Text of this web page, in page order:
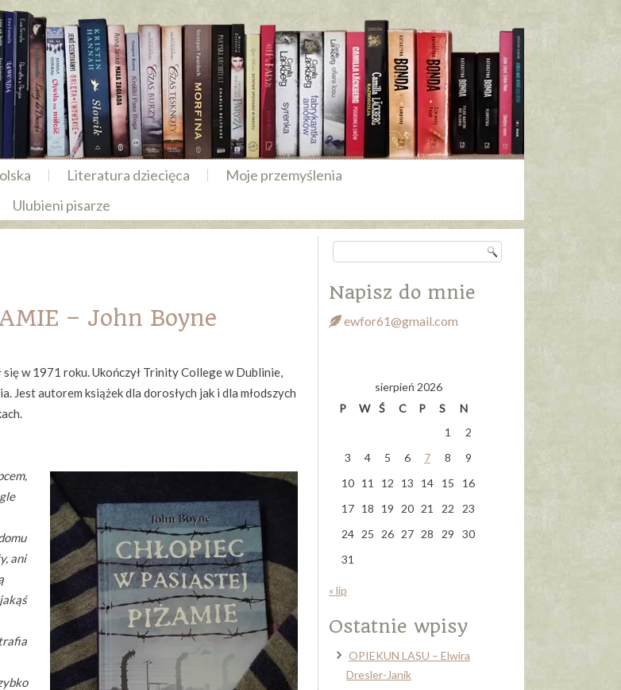
Literatura dziecięca
Moje przemyślenia
Ulubieni pisarze
– John Boyne
w 1971 roku. Ukończył Trinity College w Dublinie,
autorem książek dla dorosłych jak i dla młodszych
ani
Napisz do mnie
ewfor61@gmail.com
sierpień 2026
P
W Ś C P S
N
1
2
3
4 5 6 7 8
9
10
11 12 13 14 15
16
17
18 19 20 21 22
23
24
25 26 27 28 29
30
31
« lip
Ostatnie wpisy
OPIEKUN LASU – Elwira
Dresler-Janik